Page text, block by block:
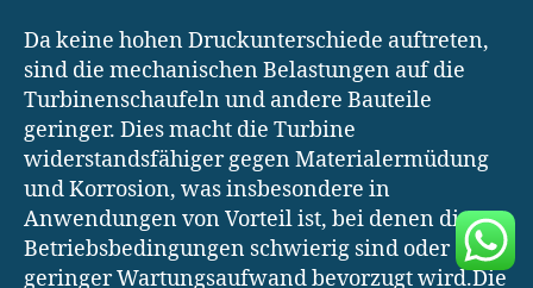
Da keine hohen Druckunterschiede auftreten,
sind die mechanischen Belastungen auf die
Turbinenschaufeln und andere Bauteile
geringer. Dies macht die Turbine
widerstandsfähiger gegen Materialermüdung
und Korrosion, was insbesondere in
Anwendungen von Vorteil ist, bei denen die
Betriebsbedingungen schwierig sind oder ein
geringer Wartungsaufwand bevorzugt wird.Die